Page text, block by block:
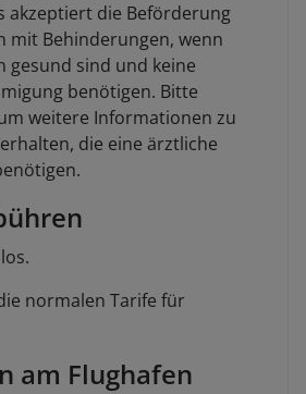
akzeptiert die Beförderung
mit Behinderungen, wenn
gesund sind und keine
benötigen. Bitte
weitere Informationen zu
die eine ärztliche
normalen Tarife für
am Flughafen